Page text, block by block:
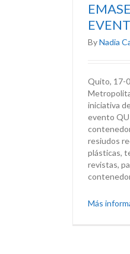
ByNadia
Quito, 17-
iniciativa
evento
resiudos
plásticas,
revistas,
Más